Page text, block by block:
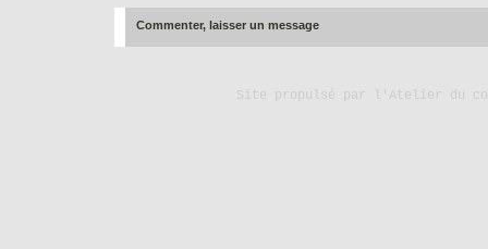
Commenter, laisser un message
Site propulsé par l'Atelier du